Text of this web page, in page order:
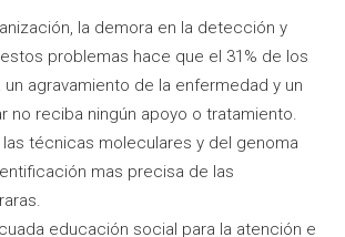
la demora en la detección y
problemas hace que el 31% de los
agravamiento de la enfermedad y un
no reciba ningún apoyo o tratamiento.
las técnicas moleculares y del genoma
mas precisa de las
educación social para la atención e